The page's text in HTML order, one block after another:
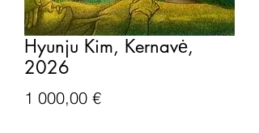
Hyunju Kim, Kernavė,
2026
1 000,00 €Price